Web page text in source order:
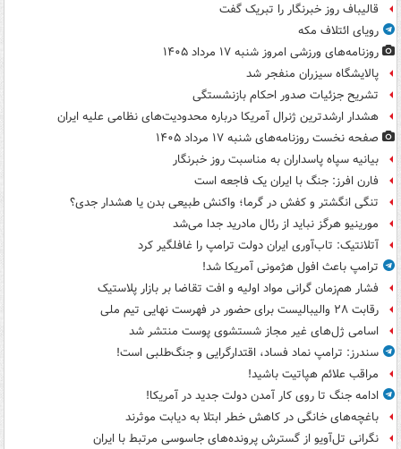
قالیباف روز خبرنگار را تبریک گفت
رویای ائتلاف مکه
روزنامه‌های ورزشی امروز ‌شنبه ۱۷ مرداد ۱۴۰۵
پالایشگاه سیزران منفجر شد
تشریح جزئیات صدور احکام بازنشستگی
هشدار ارشدترین ژنرال آمریکا درباره محدودیت‌های نظامی علیه ایران
صفحه نخست روزنامه‌های شنبه ۱۷ مرداد ۱۴۰۵
بیانیه سپاه پاسداران به مناسبت روز خبرنگار
فارن افرز: جنگ با ایران یک فاجعه است
تنگی انگشتر و کفش در گرما؛ واکنش طبیعی بدن یا هشدار جدی؟
مورینیو هرگز نباید از رئال مادرید جدا می‌شد
آتلانتیک: تاب‌آوری ایران دولت ترامپ را غافلگیر کرد
ترامپ باعث افول هژمونی آمریکا شد!
فشار هم‌زمان گرانی مواد اولیه و افت تقاضا بر بازار پلاستیک
رقابت ۲۸ والیبالیست برای حضور در فهرست نهایی تیم ملی
اسامی ژل‌های غیر مجاز شستشوی پوست منتشر شد
سندرز: ترامپ نماد فساد، اقتدارگرایی و جنگ‌طلبی است!
مراقب علائم هپاتیت باشید!
ادامه جنگ تا روی کار آمدن دولت جدید در آمریکا!
باغچه‌های خانگی در کاهش خطر ابتلا به دیابت موثرند
نگرانی تل‌آویو از گسترش پرونده‌های جاسوسی مرتبط با ایران